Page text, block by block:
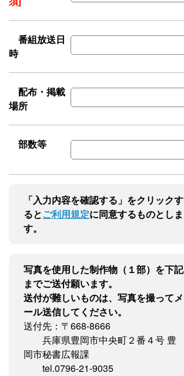
番組放送日
時
配布・掲載
場所
部数等
「入力内容を確認する」をクリックす
るとご利用規定に同意するものとしま
す。
写真を使用した制作物（１部）を下記
までご送付願います。
送付が難しいものは、写真を撮ってメ
ール送信してください。
送付先：〒668-8666
兵庫県豊岡市中央町２番４号 豊
岡市秘書広報課
tel.0796-21-9035